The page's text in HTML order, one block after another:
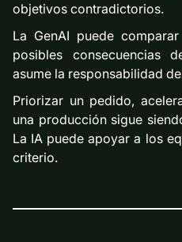
objetivos contradictorios.
La GenAI puede
posibles consecuencias
asume la responsabilidad
Priorizar un pedido,
una producción sigue
La IA puede apoyar a los
criterio.